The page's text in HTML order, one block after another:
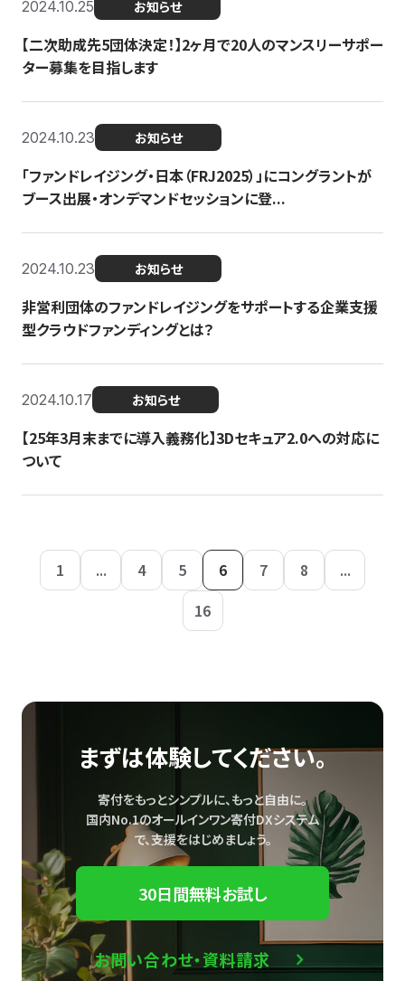
2024.10.25 お知らせ
【二次助成先5団体決定！】2ヶ月で20人のマンスリーサポー
ター募集を目指します
2024.10.23 お知らせ
「ファンドレイジング・日本（FRJ2025）」にコングラントが
ブース出展・オンデマンドセッションに登...
2024.10.23 お知らせ
非営利団体のファンドレイジングをサポートする企業支援
型クラウドファンディングとは？
2024.10.17 お知らせ
【25年3月末までに導入義務化】3Dセキュア2.0への対応に
ついて
1 ... 4 5 6 7 8
...
16
まずは体験してください。
寄付をもっとシンプルに、もっと自由に。
国内No.1のオールインワン寄付DXシステム
で、支援をはじめましょう。
30日間無料お試し
お問い合わせ・資料請求